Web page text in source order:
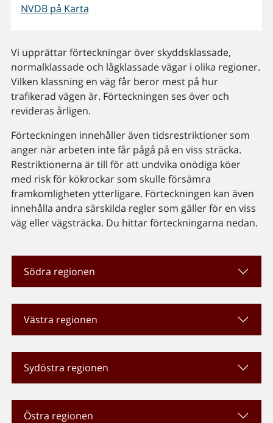
NVDB på Karta
Vi upprättar förteckningar över skyddsklassade,
normalklassade och lågklassade vägar i olika regioner.
Vilken klassning en väg får beror mest på hur
trafikerad vägen är. Förteckningen ses över och
revideras årligen.
Förteckningen innehåller även tidsrestriktioner som
anger när arbeten inte får pågå på en viss sträcka.
Restriktionerna är till för att undvika onödiga köer
med risk för kökrockar som skulle försämra
framkomligheten ytterligare. Förteckningen kan även
innehålla andra särskilda regler som gäller för en viss
väg eller vägsträcka. Du hittar förteckningarna nedan.
Södra regionen
Västra regionen
Sydöstra regionen
Östra regionen